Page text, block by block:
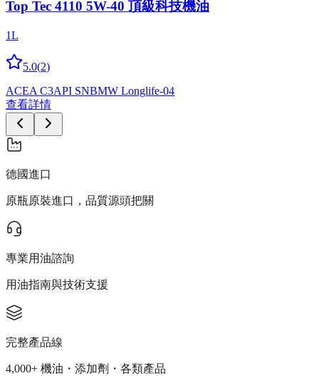
Top Tec 4110 5W-40 頂級科技機油
1L
5.0(2)
ACEA C3API SNBMW Longlife-04
查看詳情
德國進口
原瓶原裝進口，品質源頭把關
專業用油諮詢
用油指南與技術支援
完整產品線
4,000+ 機油・添加劑・各類產品